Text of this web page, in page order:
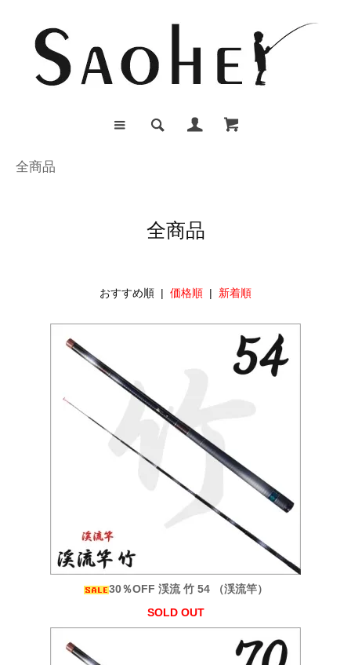
全商品
全商品
おすすめ順 | 価格順 | 新着順
30％OFF 渓流 竹 54 （渓流竿）
SOLD OUT